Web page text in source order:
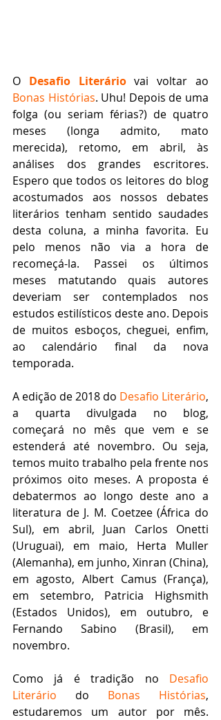
O Desafio Literário
Bonas Histórias. Uhu! Depois de uma
folga (ou seriam férias?) de quatro
meses (longa admito, mato
merecida), retomo, em abril, às
análises dos grandes escritores.
Espero que todos os leitores do blog
acostumados aos nossos debates
literários tenham sentido saudades
desta coluna, a minha favorita. Eu
pelo menos não via a hora de
recomeçá-la. Passei os últimos
meses matutando quais autores
deveriam ser contemplados nos
estudos estilísticos deste ano. Depois
de muitos esboços, cheguei, enfim,
ao calendário final da nova
temporada.
A edição de 2018 do Desafio Literário,
a quarta divulgada no blog,
começará no mês que vem e se
estenderá até novembro. Ou seja,
temos muito trabalho pela frente nos
próximos oito meses. A proposta é
debatermos ao longo deste ano a
literatura de J. M. Coetzee (África do
Sul), em abril, Juan Carlos Onetti
(Uruguai), em maio, Herta Muller
(Alemanha), em junho, Xinran (China),
em agosto, Albert Camus (França),
em setembro, Patricia Highsmith
(Estados Unidos), em outubro, e
Fernando Sabino (Brasil), em
novembro.
Como já é tradição no Desafio
Literário do Bonas Histórias,
estudaremos um autor por mês.